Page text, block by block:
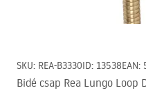
SKU: REA-B3330ID: 13538EAN:
Bidé csap Rea Lungo Loop